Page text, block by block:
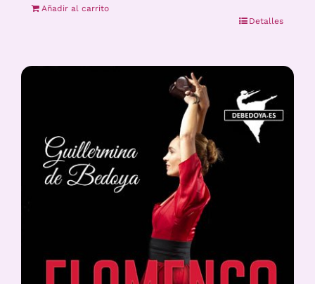
Añadir al carrito
Detalles